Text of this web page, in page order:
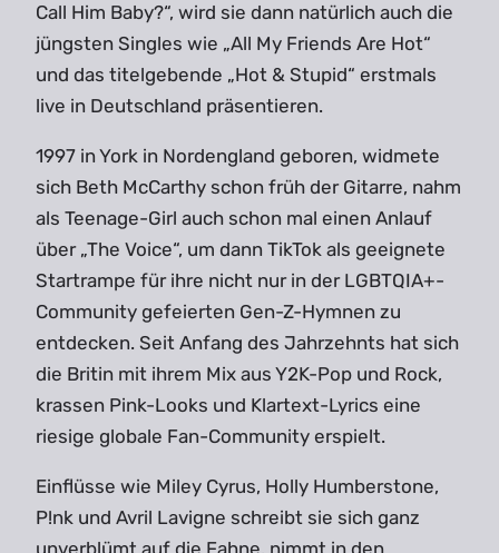
Call Him Baby?“, wird sie dann natürlich auch die
jüngsten Singles wie „All My Friends Are Hot“
und das titelgebende „Hot & Stupid“ erstmals
live in Deutschland präsentieren.
1997 in York in Nordengland geboren, widmete
sich Beth McCarthy schon früh der Gitarre, nahm
als Teenage-Girl auch schon mal einen Anlauf
über „The Voice“, um dann TikTok als geeignete
Startrampe für ihre nicht nur in der LGBTQIA+-
Community gefeierten Gen-Z-Hymnen zu
entdecken. Seit Anfang des Jahrzehnts hat sich
die Britin mit ihrem Mix aus Y2K-Pop und Rock,
krassen Pink-Looks und Klartext-Lyrics eine
riesige globale Fan-Community erspielt.
Einflüsse wie Miley Cyrus, Holly Humberstone,
P!nk und Avril Lavigne schreibt sie sich ganz